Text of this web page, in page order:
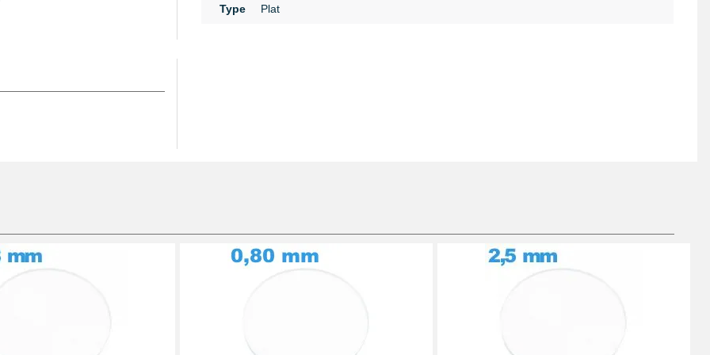
des outils. Pour
dans leur pratique
des
le boîtier
la sécurité, l’usage
Type Plat